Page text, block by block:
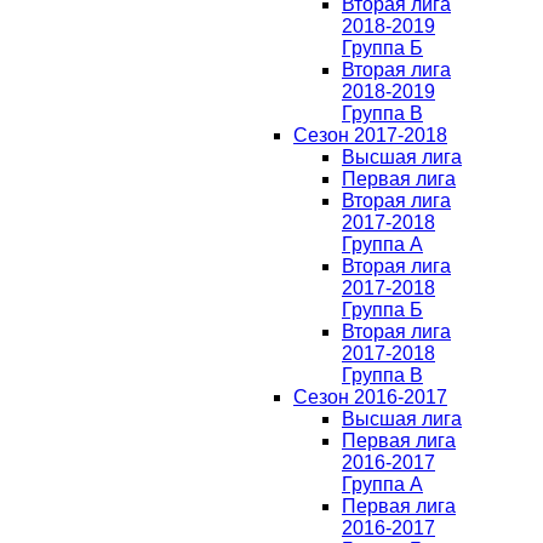
Вторая лига
2018-2019
Группа Б
Вторая лига
2018-2019
Группа В
Сезон 2017-2018
Высшая лига
Первая лига
Вторая лига
2017-2018
Группа А
Вторая лига
2017-2018
Группа Б
Вторая лига
2017-2018
Группа В
Сезон 2016-2017
Высшая лига
Первая лига
2016-2017
Группа А
Первая лига
2016-2017